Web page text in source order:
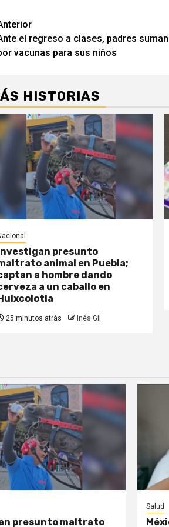
el regreso a clases, padres
vacunas para sus niños
HISTORIAS
presunto
animal en Puebla;
a hombre dando
a un caballo en
25 minutos atrás Inés Gil
presunto maltrato
Salud